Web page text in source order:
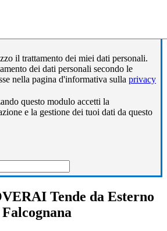
il trattamento dei miei dati personali.
dei dati personali secondo le
nella pagina d'informativa sulla privacy
questo modulo accetti la
e la gestione dei tuoi dati da questo
Tende da Esterno
Falcognana